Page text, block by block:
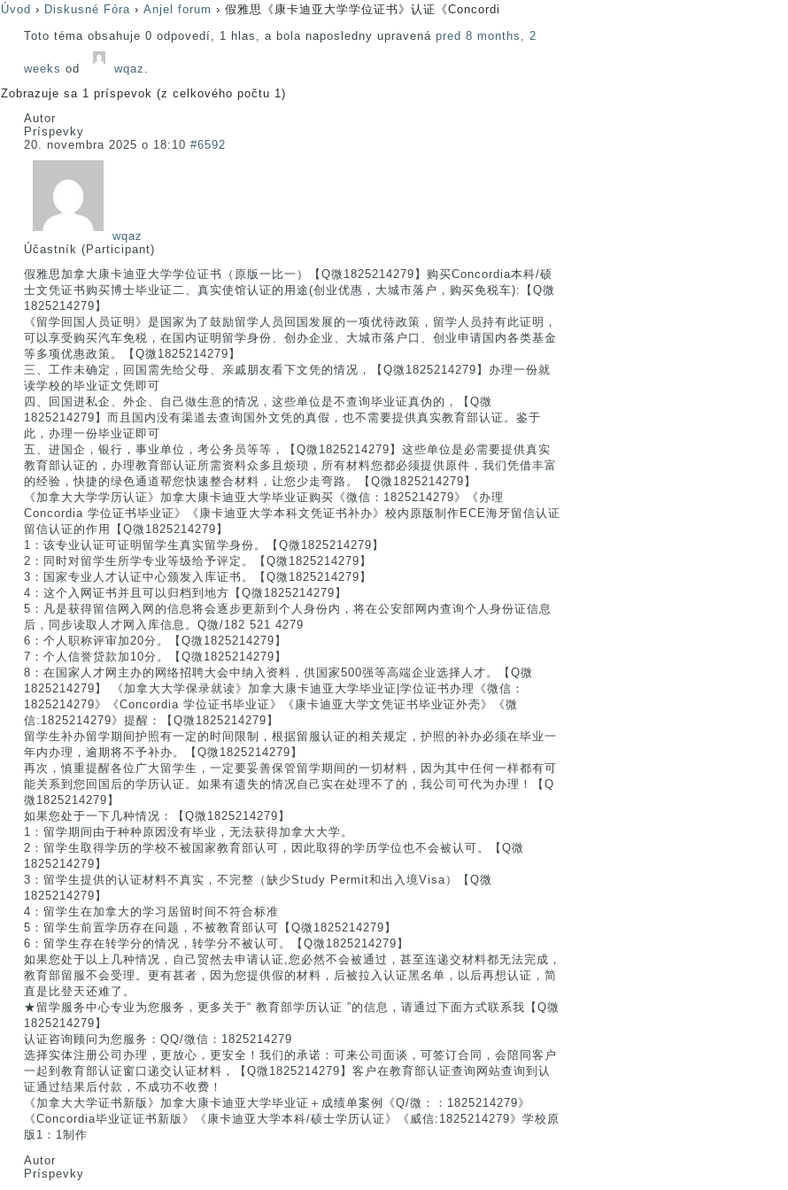
Úvod › Diskusné Fóra › Anjel forum › 假雅思《康卡迪亚大学学位证书》认证《Concordi
Toto téma obsahuje 0 odpovedí, 1 hlas, a bola naposledny upravená pred 8 months, 2
weeks od wqaz .
Zobrazuje sa 1 príspevok (z celkového počtu 1)
Autor
Príspevky
20. novembra 2025 o 18:10 #6592
wqaz
Účastník (Participant)
假雅思加拿大康卡迪亚大学学位证书（原版一比一）【Q微1825214279】购买Concordia本科/硕
士文凭证书购买博士毕业证二、真实使馆认证的用途(创业优惠，大城市落户，购买免税车):【Q微
1825214279】
《留学回国人员证明》是国家为了鼓励留学人员回国发展的一项优待政策，留学人员持有此证明，
可以享受购买汽车免税，在国内证明留学身份、创办企业、大城市落户口、创业申请国内各类基金
等多项优惠政策。【Q微1825214279】
三、工作未确定，回国需先给父母、亲戚朋友看下文凭的情况，【Q微1825214279】办理一份就
读学校的毕业证文凭即可
四、回国进私企、外企、自己做生意的情况，这些单位是不查询毕业证真伪的，【Q微
1825214279】而且国内没有渠道去查询国外文凭的真假，也不需要提供真实教育部认证。鉴于
此，办理一份毕业证即可
五、进国企，银行，事业单位，考公务员等等，【Q微1825214279】这些单位是必需要提供真实
教育部认证的，办理教育部认证所需资料众多且烦琐，所有材料您都必须提供原件，我们凭借丰富
的经验，快捷的绿色通道帮您快速整合材料，让您少走弯路。【Q微1825214279】
《加拿大大学学历认证》加拿大康卡迪亚大学毕业证购买《微信：1825214279》《办理
Concordia 学位证书毕业证》《康卡迪亚大学本科文凭证书补办》校内原版制作ECE海牙留信认证
留信认证的作用【Q微1825214279】
1：该专业认证可证明留学生真实留学身份。【Q微1825214279】
2：同时对留学生所学专业等级给予评定。【Q微1825214279】
3：国家专业人才认证中心颁发入库证书。【Q微1825214279】
4：这个入网证书并且可以归档到地方【Q微1825214279】
5：凡是获得留信网入网的信息将会逐步更新到个人身份内，将在公安部网内查询个人身份证信息
后，同步读取人才网入库信息。Q微/182 521 4279
6：个人职称评审加20分。【Q微1825214279】
7：个人信誉贷款加10分。【Q微1825214279】
8：在国家人才网主办的网络招聘大会中纳入资料，供国家500强等高端企业选择人才。【Q微
1825214279】 《加拿大大学保录就读》加拿大康卡迪亚大学毕业证|学位证书办理《微信：
1825214279》《Concordia 学位证书毕业证》《康卡迪亚大学文凭证书毕业证外壳》《微
信:1825214279》提醒：【Q微1825214279】
留学生补办留学期间护照有一定的时间限制，根据留服认证的相关规定，护照的补办必须在毕业一
年内办理，逾期将不予补办。【Q微1825214279】
再次，慎重提醒各位广大留学生，一定要妥善保管留学期间的一切材料，因为其中任何一样都有可
能关系到您回国后的学历认证。如果有遗失的情况自己实在处理不了的，我公司可代为办理！【Q
微1825214279】
如果您处于一下几种情况：【Q微1825214279】
1：留学期间由于种种原因没有毕业，无法获得加拿大大学。
2：留学生取得学历的学校不被国家教育部认可，因此取得的学历学位也不会被认可。【Q微
1825214279】
3：留学生提供的认证材料不真实，不完整（缺少Study Permit和出入境Visa）【Q微
1825214279】
4：留学生在加拿大的学习居留时间不符合标准
5：留学生前置学历存在问题，不被教育部认可【Q微1825214279】
6：留学生存在转学分的情况，转学分不被认可。【Q微1825214279】
如果您处于以上几种情况，自己贸然去申请认证,您必然不会被通过，甚至连递交材料都无法完成，
教育部留服不会受理。更有甚者，因为您提供假的材料，后被拉入认证黑名单，以后再想认证，简
直是比登天还难了。
★留学服务中心专业为您服务，更多关于“ 教育部学历认证 ”的信息，请通过下面方式联系我【Q微
1825214279】
认证咨询顾问为您服务：QQ/微信：1825214279
选择实体注册公司办理，更放心，更安全！我们的承诺：可来公司面谈，可签订合同，会陪同客户
一起到教育部认证窗口递交认证材料，【Q微1825214279】客户在教育部认证查询网站查询到认
证通过结果后付款，不成功不收费！
《加拿大大学证书新版》加拿大康卡迪亚大学毕业证＋成绩单案例《Q/微：：1825214279》
《Concordia毕业证证书新版》《康卡迪亚大学本科/硕士学历认证》《威信:1825214279》学校原
版1：1制作
Autor
Príspevky